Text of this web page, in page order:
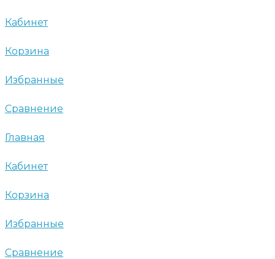
Кабинет
Корзина
Избранные
Сравнение
Главная
Кабинет
Корзина
Избранные
Сравнение